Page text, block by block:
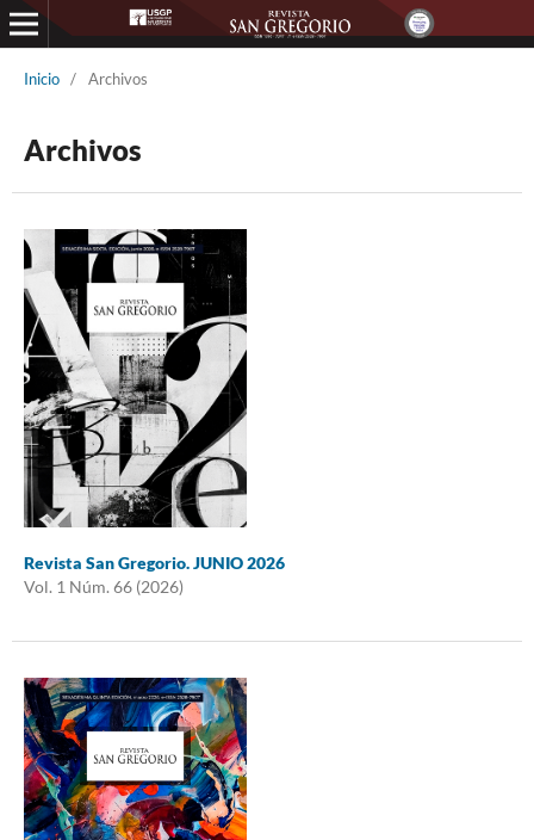
Inicio / Archivos
Archivos
Revista San Gregorio. JUNIO 2026
Vol. 1 Núm. 66 (2026)